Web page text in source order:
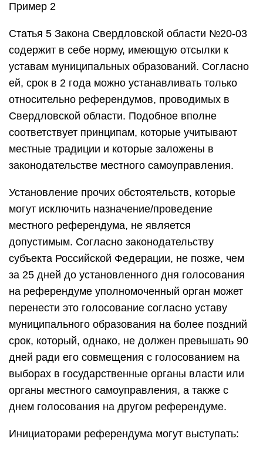
Пример 2
Статья 5 Закона Свердловской области №20-03
содержит в себе норму, имеющую отсылки к
уставам муниципальных образований. Согласно
ей, срок в 2 года можно устанавливать только
относительно референдумов, проводимых в
Свердловской области. Подобное вполне
соответствует принципам, которые учитывают
местные традиции и которые заложены в
законодательстве местного самоуправления.
Установление прочих обстоятельств, которые
могут исключить назначение/проведение
местного референдума, не является
допустимым. Согласно законодательству
субъекта Российской Федерации, не позже, чем
за 25 дней до установленного дня голосования
на референдуме уполномоченный орган может
перенести это голосование согласно уставу
муниципального образования на более поздний
срок, который, однако, не должен превышать 90
дней ради его совмещения с голосованием на
выборах в государственные органы власти или
органы местного самоуправления, а также с
днем голосования на другом референдуме.
Инициаторами референдума могут выступать: